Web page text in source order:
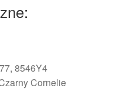
8546Y4
Cornelie